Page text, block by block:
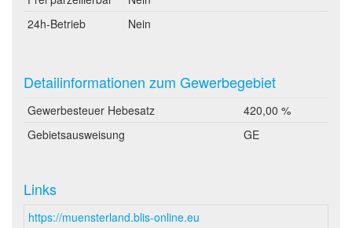
24h-Betrieb
Nein
Detailinformationen zum Gewerbegebiet
Gewerbesteuer Hebesatz
420,00 %
Gebietsausweisung
GE
Links
https://muensterland.blis-online.eu